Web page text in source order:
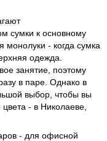
сумки к основному
монолуки - когда сумка
одежда.
занятие, поэтому
в паре. Однако в
выбор, чтобы вы
- в Николаеве,
- для офисной